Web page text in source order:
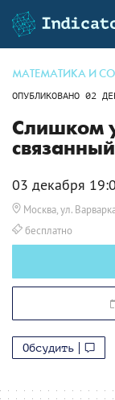
МАТЕМАТИКА И
ОПУБЛИКОВАНО 02
Слишком
03 декабря
Москва, ул.
бесплатно
Обсудить